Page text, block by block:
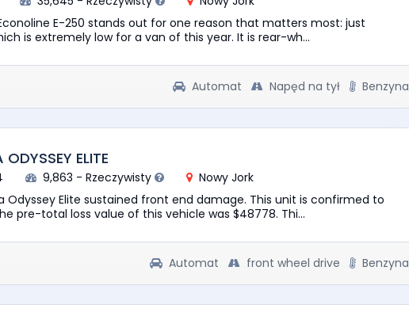
E-250 stands out for one reason that matters most: just
is extremely low for a van of this year. It is rear-wh...
Automat Napęd na tył Benzyna
ELITE
9,863 - Rzeczywisty
Nowy Jork
Odyssey Elite sustained front end damage. This unit is confirmed to
pre-total loss value of this vehicle was $48778. Thi...
Automat front wheel drive Benzyna